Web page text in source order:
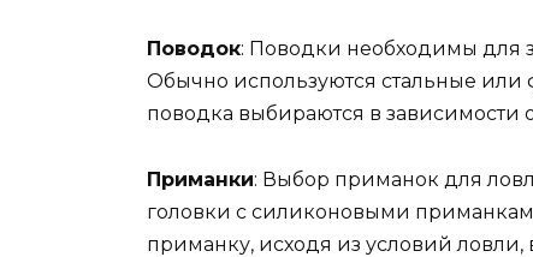
Поводок: Поводки необходимы для
Обычно используются стальные
поводка выбираются в зависимости
Приманки: Выбор приманок для
головки с силиконовыми
приманку, исходя из условий